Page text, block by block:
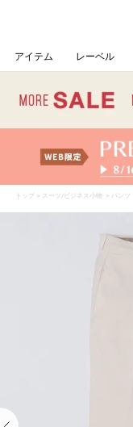
アイテム レーベル
トップ > スーツ/ビジネス小物 > パンツ